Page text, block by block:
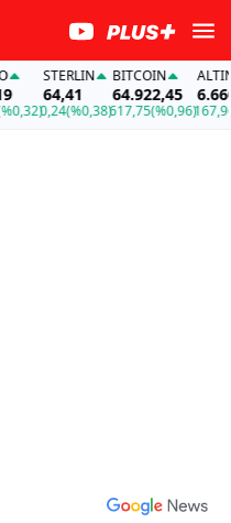
STERLIN
64,41
0,24(%0,38)
BITCOIN
64.922,45
617,75(%0,96)
ALTIN
167,96